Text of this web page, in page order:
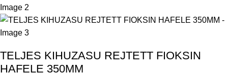
TELJES KIHUZASU REJTETT FIOKSIN
HAFELE 350MM